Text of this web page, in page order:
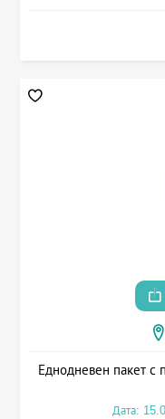
Еднодневен пакет с
Дата: